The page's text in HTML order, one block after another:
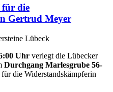
für die
Gertrud Meyer
Lübeck
Uhr verlegt die Lübecker
Durchgang Marlesgrube 56-
die Widerstandskämpferin